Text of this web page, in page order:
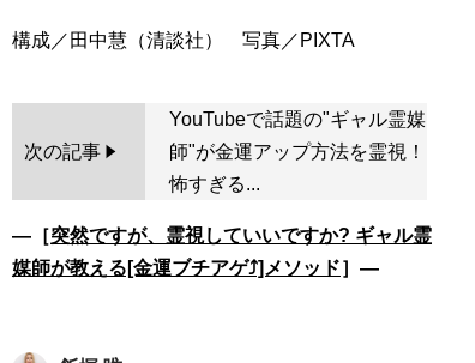
次の記事
YouTubeで話題の"ギャル霊媒
師"が金運アップ方法を霊視！
怖すぎる...
―［突然ですが、霊視していいですか? ギャル霊
媒師が教える[金運ブチアゲ⤴]メソッド］―